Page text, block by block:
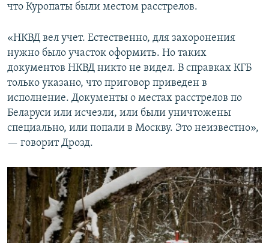
что Куропаты были местом расстрелов.
«НКВД вел учет. Естественно, для захоронения
нужно было участок оформить. Но таких
документов НКВД никто не видел. В справках КГБ
только указано, что приговор приведен в
исполнение. Документы о местах расстрелов по
Беларуси или исчезли, или были уничтожены
специально, или попали в Москву. Это неизвестно»,
— говорит Дрозд.